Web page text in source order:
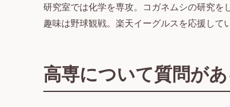
研究室では化学を専攻。コガネムシの研究を
趣味は野球観戦。楽天イーグルスを応援して
高専について質問が